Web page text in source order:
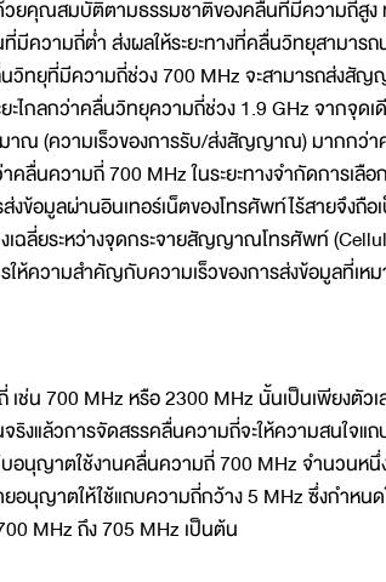
คุณสมบัติตามธรรมชาติของคลื่นที่มีความถี่สูง
มีความถี่ต่ำ ส่งผลให้ระยะทางที่คลื่นวิทยุสามาร
วิทยุที่มีความถี่ช่วง 700 MHz จะสามารถส่งสั
ไกลกว่าคลื่นวิทยุความถี่ช่วง 1.9 GHz จากจุด
าณ (ความเร็วของการรับ/ส่งสัญญาณ) มากกว่
นความถี่ 700 MHz ในระยะทางจำกัดการเลื
งข้อมูลผ่านอินเทอร์เน็ตของโทรศัพท์ไร้สายจึงถือ
เฉลี่ยระหว่างจุดกระจายสัญญาณโทรศัพท์
ห้ความสำคัญกับความเร็วของการส่งข้อมูลที่เหม
ช่น 700 MHz หรือ 2300 MHz นั้นเป็นเพียงตัวเ
จริงแล้วการจัดสรรคลื่นความถี่จะให้ความสนใจ
อนุญาตใช้งานคลื่นความถี่ 700 MHz จำนวนหนึ่
ยอนุญาตให้ใช้แถบความถี่กว้าง 5 MHz ซึ่งกำหน
MHz ถึง 705 MHz เป็นต้น